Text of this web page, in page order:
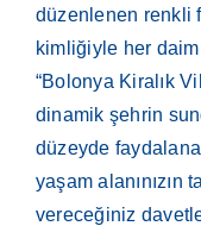
düzenlenen renkli
kimliğiyle her
“Bolonya Kiralık
dinamik şehrin
düzeyde
yaşam alanınızın
vereceğiniz